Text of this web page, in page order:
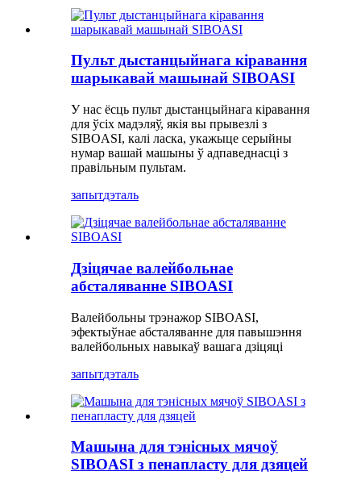
Пульт дыстанцыйнага кіравання
шарыкавай машынай SIBOASI
У нас ёсць пульт дыстанцыйнага кіравання
для ўсіх мадэляў, якія вы прывезлі з
SIBOASI, калі ласка, укажыце серыйны
нумар вашай машыны ў адпаведнасці з
правільным пультам.
запытдэталь
Дзіцячае валейбольнае
абсталяванне SIBOASI
Валейбольны трэнажор SIBOASI,
эфектыўнае абсталяванне для павышэння
валейбольных навыкаў вашага дзіцяці
запытдэталь
Машына для тэнісных мячоў
SIBOASI з пенапласту для дзяцей